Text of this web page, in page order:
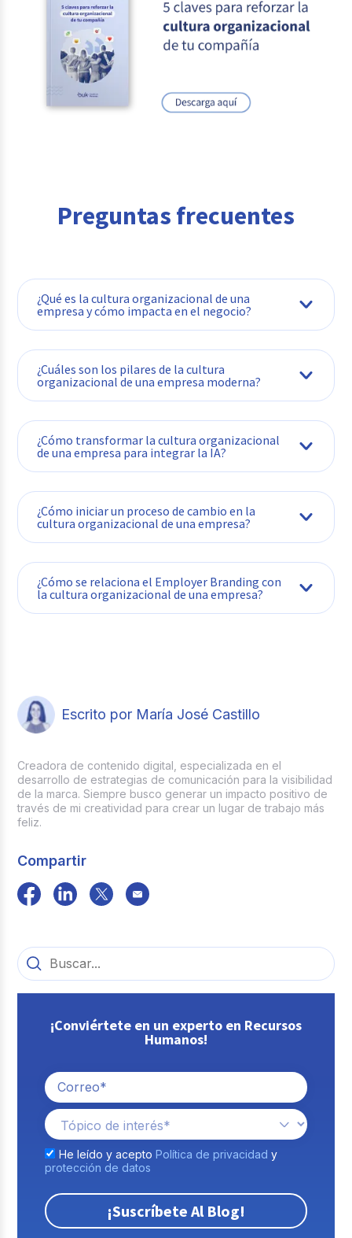
Preguntas frecuentes
¿Qué es la cultura organizacional de una
empresa y cómo impacta en el negocio?
¿Cuáles son los pilares de la cultura
organizacional de una empresa moderna?
¿Cómo transformar la cultura organizacional
de una empresa para integrar la IA?
¿Cómo iniciar un proceso de cambio en la
cultura organizacional de una empresa?
¿Cómo se relaciona el Employer Branding con
la cultura organizacional de una empresa?
Escrito por María José Castillo
Creadora de contenido digital, especializada en el
desarrollo de estrategias de comunicación para la visibilidad
de la marca. Siempre busco generar un impacto positivo de
través de mi creatividad para crear un lugar de trabajo más
feliz.
Compartir
¡Conviértete en un experto en Recursos
Humanos!
He leído y acepto Política de privacidad y
protección de datos